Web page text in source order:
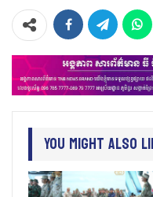
You Might Also